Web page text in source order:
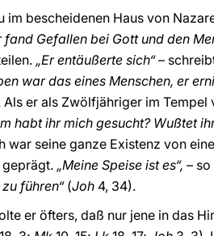
bescheidenen Haus von
Gefallen bei Gott und den
„Er entäußerte sich“–
war das eines Menschen, er
Als er als Zwölfjähriger im
habt ihr mich gesucht? Wußtet
war seine ganze Existenz von
geprägt. „Meine Speise ist es“, –
führen“(Joh 4, 34).
er öfters, daß nur jene in das